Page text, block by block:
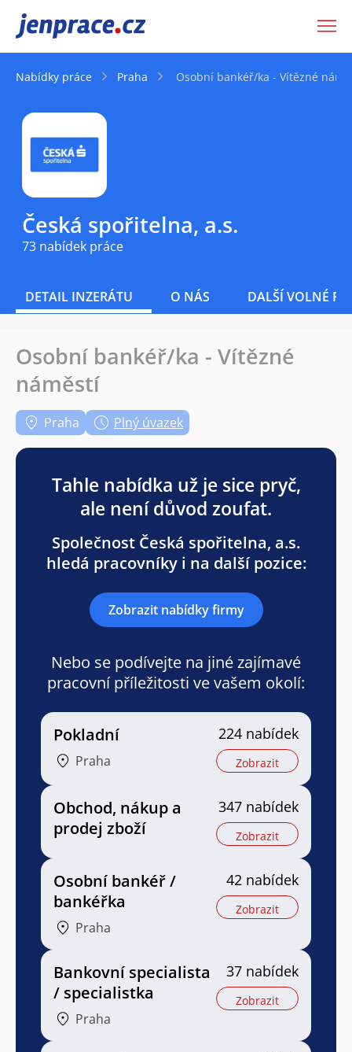
JenPráce.cz
Nabídky práce Praha Osobní bankéř/ka - Vítězné
Česká spořitelna, a.s.
73 nabídek práce
DETAIL INZERÁTU O NÁS DALŠÍ VOLNÉ
Osobní bankéř/ka - Vítězné
náměstí
Praha Plný úvazek
Tahle nabídka už je sice pryč,
ale není důvod zoufat.
Společnost Česká spořitelna, a.s.
hledá pracovníky i na další pozice:
Zobrazit nabídky firmy
Nebo se podívejte na jiné zajímavé
pracovní příležitosti ve vašem okolí:
Pokladní
Praha
224 nabídek
Zobrazit
Obchod, nákup a
prodej zboží
347 nabídek
Zobrazit
Osobní bankéř /
bankéřka
Praha
42 nabídek
Zobrazit
Bankovní specialista
/ specialistka
Praha
37 nabídek
Zobrazit